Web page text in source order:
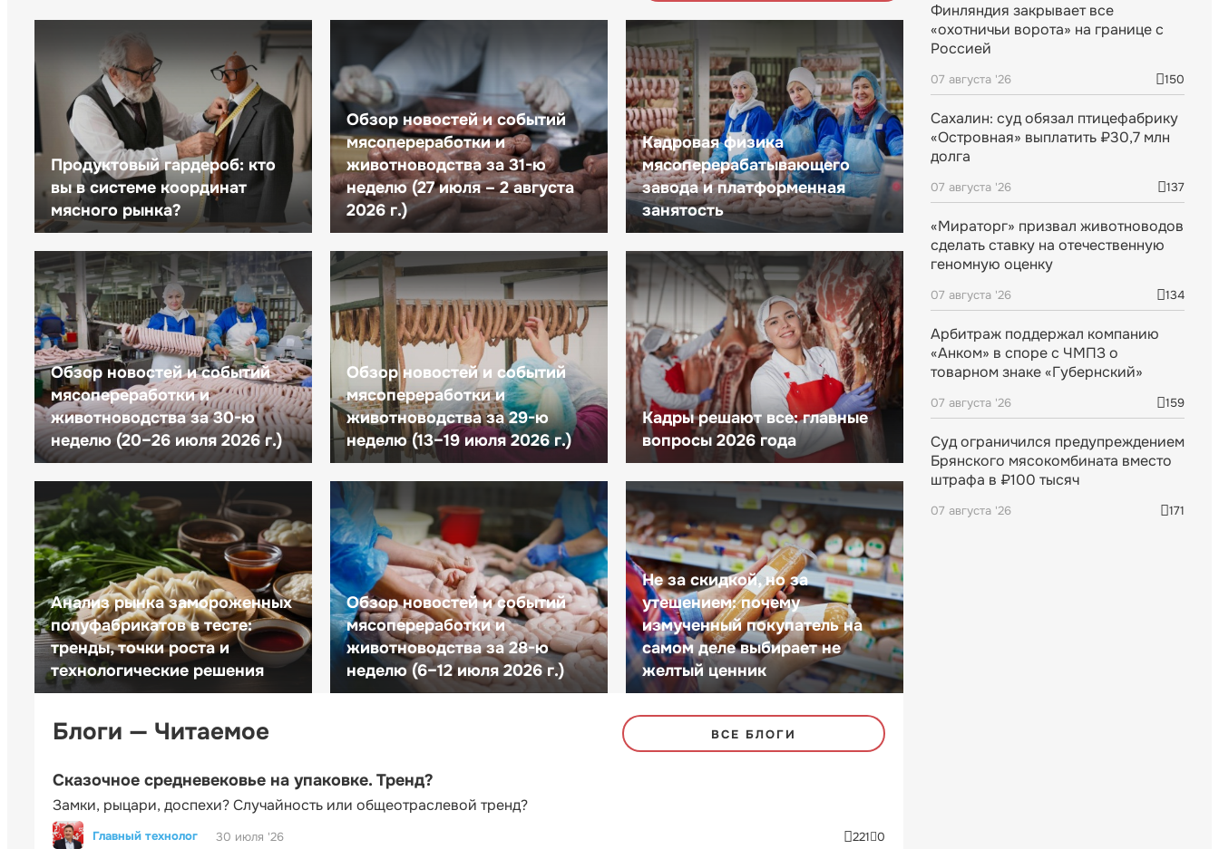
Продуктовый гардероб: кто
вы в системе координат
мясного рынка?
Обзор новостей и событий
мясопереработки и
животноводства за 31-ю
неделю (27 июля – 2 августа
2026 г.)
Кадровая физика
мясоперерабатывающего
завода и платформенная
занятость
Обзор новостей и событий
мясопереработки и
животноводства за 30-ю
неделю (20–26 июля 2026 г.)
Обзор новостей и событий
мясопереработки и
животноводства за 29-ю
неделю (13–19 июля 2026 г.)
Кадры решают все: главные
вопросы 2026 года
Анализ рынка замороженных
полуфабрикатов в тесте:
тренды, точки роста и
технологические решения
Обзор новостей и событий
мясопереработки и
животноводства за 28-ю
неделю (6–12 июля 2026 г.)
Не за скидкой, но за
утешением: почему
измученный покупатель на
самом деле выбирает не
желтый ценник
Блоги — Читаемое ВСЕ БЛОГИ
Сказочное средневековье на упаковке. Тренд?
Замки, рыцари, доспехи? Случайность или общеотраслевой тренд?
Главный технолог 30 июля '26 221 0
Финляндия закрывает все
«охотничьи ворота» на границе с
Россией
07 августа '26 150
Сахалин: суд обязал птицефабрику
«Островная» выплатить ₽30,7 млн
долга
07 августа '26 137
«Мираторг» призвал животноводов
сделать ставку на отечественную
геномную оценку
07 августа '26 134
Арбитраж поддержал компанию
«Анком» в споре с ЧМПЗ о
товарном знаке «Губернский»
07 августа '26 159
Суд ограничился предупреждением
Брянского мясокомбината вместо
штрафа в ₽100 тысяч
07 августа '26 171